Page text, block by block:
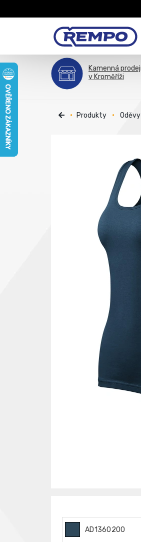
Kamenná
v Kroměříži
Produkty
AD1360200